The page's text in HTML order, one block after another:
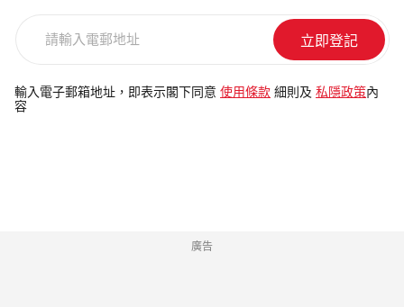
電
郵
輸入電子郵箱地址，即表示閣下同意 使用條款 細則及 私隱政策 內
容
廣告